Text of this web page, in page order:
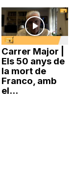
Carrer Major |
Els 50 anys de
la mort de
Franco, amb
el...